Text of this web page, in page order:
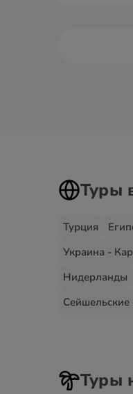
Туры
Турция
Украина -
Нидерланды
Сейшельские
Туры